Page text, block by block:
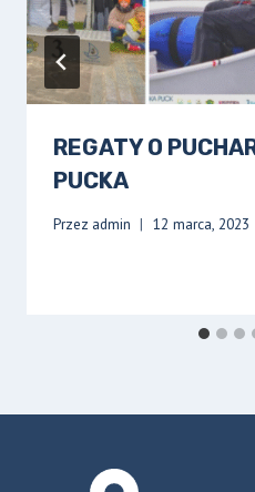
REGATY O
PUCKA
Przez admin 12 marca, 2023